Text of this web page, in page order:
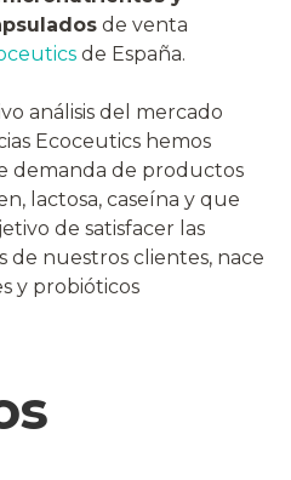
de venta
de España.
análisis del mercado
Ecoceutics hemos
demanda de productos
lactosa, caseína y que
de satisfacer las
de nuestros clientes, nace
y probióticos